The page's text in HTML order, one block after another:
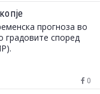
прогноза во
градовите според
0